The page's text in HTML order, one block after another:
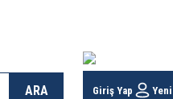
ARA Giriş Yap